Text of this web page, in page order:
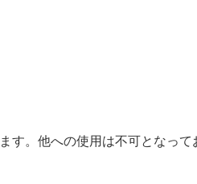
す。他への使用は不可となって